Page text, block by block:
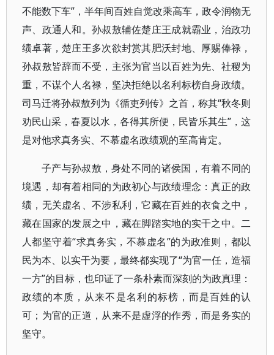
不能数下车”，半年间百姓自觉改乘高车，政令润物无
声、政通人和。孙叔敖辅佐楚庄王成就霸业，治政功
绩卓著，楚庄王多次欲封赏其肥沃封地、厚赐俸禄，
孙叔敖皆辞而不受，主张为官当以百姓为先、社稷为
重，不谋个人名禄，坚决拒绝以名利标榜自身政绩。
司马迁将孙叔敖列为《循吏列传》之首，称其“秋冬则
劝民山采，春夏以水，各得其所便，民皆乐其生”，这
是对他求真务实、不慕虚名政绩观的至高肯定。
子产与孙叔敖，身处不同的诸侯国，有着不同的
境遇，却有着相同的为政初心与政绩理念：真正的政
绩，无关虚名、不涉私利，它藏在百姓的衣食之中，
藏在国家的发展之中，藏在脚踏实地的实干之中。二
人都坚守着“求真务实，不慕虚名”的为政准则，都以
民为本、以实干为要，最终都实现了“为官一任，造福
一方”的目标，也印证了一条朴素而深刻的为政真理：
政绩的本质，从来不是名利的标榜，而是百姓的认
可；为官的正道，从来不是虚浮的作秀，而是务实的
坚守。